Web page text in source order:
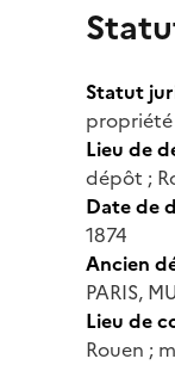
Statut
Lieu de
dépôt ;
Date de
1874
Ancien
PARIS,
Lieu de
Rouen ;